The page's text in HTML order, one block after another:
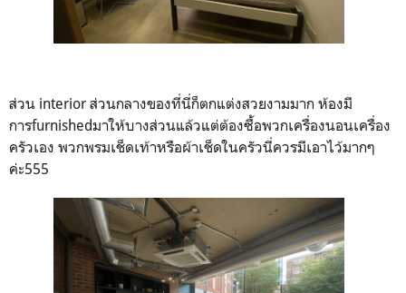
ส่วน interior ส่วนกลางของที่นี่ก็ตกแต่งสวยงามมาก ห้องมี
การfurnishedมาให้บางส่วนแล้วแต่ต้องซื้อพวกเครื่องนอนเครื่อง
ครัวเอง พวกพรมเช็ดเท้าหรือผ้าเช็ดในครัวนี่ควรมีเอาไว้มากๆ
ค่ะ555